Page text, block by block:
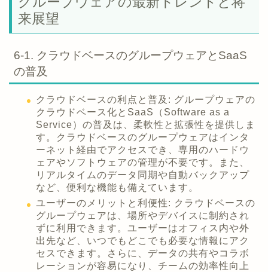
来展望
6-1. クラウドベースのグループウェアとSaaS
の普及
クラウドベースの利点と普及: グループウェアの
クラウドベース化とSaaS（Software as a
Service）の普及は、柔軟性と拡張性を提供しま
す。クラウドベースのグループウェアはインタ
ーネット経由でアクセスでき、専用のハードウ
ェアやソフトウェアの管理が不要です。また、
リアルタイムのデータ同期や自動バックアップ
など、便利な機能も備えています。
ユーザーのメリットと利便性: クラウドベースの
グループウェアは、場所やデバイスに制約され
ずに利用できます。ユーザーはオフィス内や外
出先など、いつでもどこでも必要な情報にアク
セスできます。さらに、データの共有やコラボ
レーションが容易になり、チームの効率性向上